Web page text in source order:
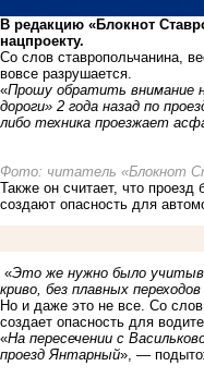
В редакцию «Блокнот
нацпроекту.
Со слов ставропольчанина,
вовсе разрушается.
«Прошу обратить внимание
дороги» 2 года назад по
либо техника проезжает
Фото: читатель «Блокнот
Также он считает, что
создают опасность для
«Это же нужно было
криво, без плавных
Но и даже это не все. Со
создает опасность для
«На пересечении с
проезд Янтарный», —